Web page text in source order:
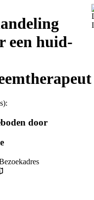
een huid-
door